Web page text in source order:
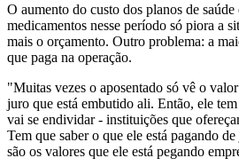
O aumento do custo dos planos de saúde
medicamentos nesse período só piora a
mais o orçamento. Outro problema: a
que paga na operação.
"Muitas vezes o aposentado só vê o
juro que está embutido ali. Então, ele
vai se endividar - instituições que
Tem que saber o que ele está pagando
são os valores que ele está pegando